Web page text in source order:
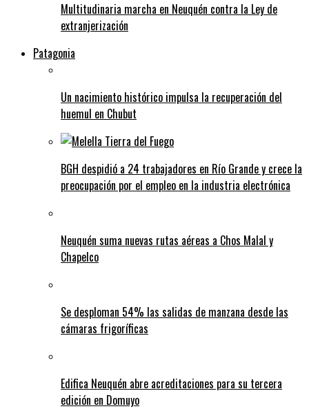
Multitudinaria marcha en Neuquén contra la Ley de
extranjerización
Patagonia
Un nacimiento histórico impulsa la recuperación del
huemul en Chubut
BGH despidió a 24 trabajadores en Río Grande y crece la
preocupación por el empleo en la industria electrónica
Neuquén suma nuevas rutas aéreas a Chos Malal y
Chapelco
Se desploman 54% las salidas de manzana desde las
cámaras frigoríficas
Edifica Neuquén abre acreditaciones para su tercera
edición en Domuyo